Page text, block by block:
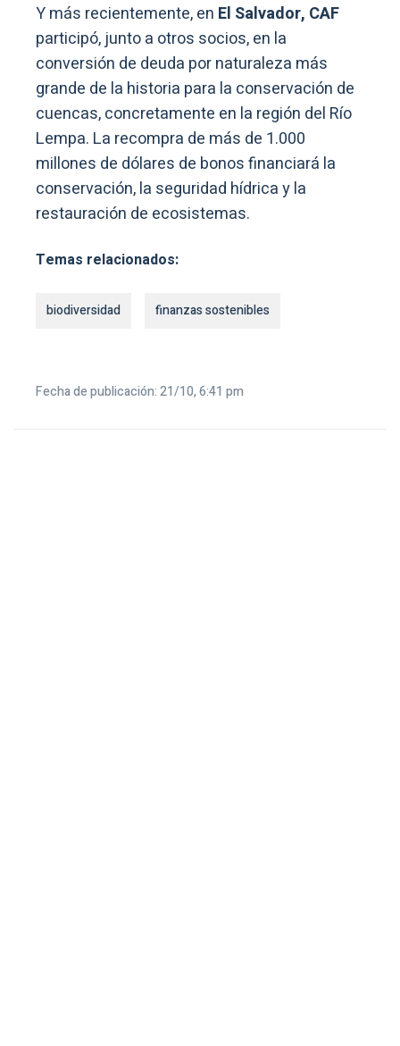
Y más recientemente, en El Salvador, CAF
participó, junto a otros socios, en la
conversión de deuda por naturaleza más
grande de la historia para la conservación de
cuencas, concretamente en la región del Río
Lempa. La recompra de más de 1.000
millones de dólares de bonos financiará la
conservación, la seguridad hídrica y la
restauración de ecosistemas.
Temas relacionados:
biodiversidad finanzas sostenibles
Fecha de publicación: 21/10, 6:41 pm